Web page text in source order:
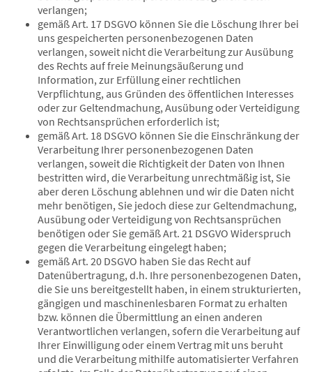
verlangen;
gemäß Art. 17 DSGVO können Sie die Löschung Ihrer bei
uns gespeicherten personenbezogenen Daten
verlangen, soweit nicht die Verarbeitung zur Ausübung
des Rechts auf freie Meinungsäußerung und
Information, zur Erfüllung einer rechtlichen
Verpflichtung, aus Gründen des öffentlichen Interesses
oder zur Geltendmachung, Ausübung oder Verteidigung
von Rechtsansprüchen erforderlich ist;
gemäß Art. 18 DSGVO können Sie die Einschränkung der
Verarbeitung Ihrer personenbezogenen Daten
verlangen, soweit die Richtigkeit der Daten von Ihnen
bestritten wird, die Verarbeitung unrechtmäßig ist, Sie
aber deren Löschung ablehnen und wir die Daten nicht
mehr benötigen, Sie jedoch diese zur Geltendmachung,
Ausübung oder Verteidigung von Rechtsansprüchen
benötigen oder Sie gemäß Art. 21 DSGVO Widerspruch
gegen die Verarbeitung eingelegt haben;
gemäß Art. 20 DSGVO haben Sie das Recht auf
Datenübertragung, d.h. Ihre personenbezogenen Daten,
die Sie uns bereitgestellt haben, in einem strukturierten,
gängigen und maschinenlesbaren Format zu erhalten
bzw. können die Übermittlung an einen anderen
Verantwortlichen verlangen, sofern die Verarbeitung auf
Ihrer Einwilligung oder einem Vertrag mit uns beruht
und die Verarbeitung mithilfe automatisierter Verfahren